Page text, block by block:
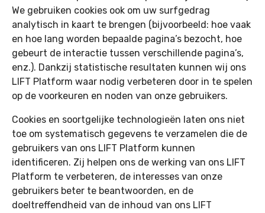
We gebruiken cookies ook om uw surfgedrag
analytisch in kaart te brengen (bijvoorbeeld: hoe vaak
en hoe lang worden bepaalde pagina’s bezocht, hoe
gebeurt de interactie tussen verschillende pagina’s,
enz.). Dankzij statistische resultaten kunnen wij ons
LIFT Platform waar nodig verbeteren door in te spelen
op de voorkeuren en noden van onze gebruikers.
Cookies en soortgelijke technologieën laten ons niet
toe om systematisch gegevens te verzamelen die de
gebruikers van ons LIFT Platform kunnen
identificeren. Zij helpen ons de werking van ons LIFT
Platform te verbeteren, de interesses van onze
gebruikers beter te beantwoorden, en de
doeltreffendheid van de inhoud van ons LIFT